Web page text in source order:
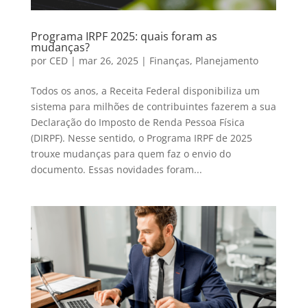
Programa IRPF 2025: quais foram as
mudanças?
por CED| mar 26, 2025| Finanças, Planejamento
Todos os anos, a Receita Federal disponibiliza um
sistema para milhões de contribuintes fazerem a sua
Declaração do Imposto de Renda Pessoa Física
(DIRPF). Nesse sentido, o Programa IRPF de 2025
trouxe mudanças para quem faz o envio do
documento. Essas novidades foram...